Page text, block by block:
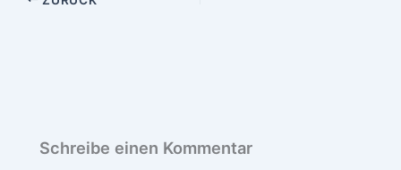
Schreibe einen Kommentar